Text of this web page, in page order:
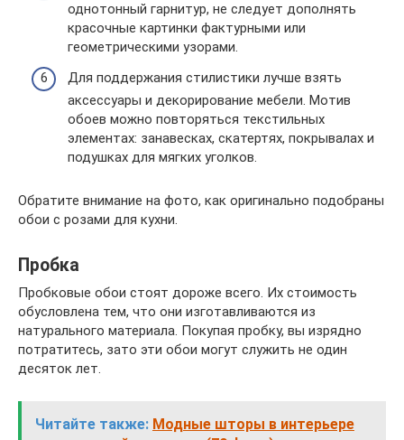
однотонный гарнитур, не следует дополнять
красочные картинки фактурными или
геометрическими узорами.
Для поддержания стилистики лучше взять
аксессуары и декорирование мебели. Мотив
обоев можно повторяться текстильных
элементах: занавесках, скатертях, покрывалах и
подушках для мягких уголков.
Обратите внимание на фото, как оригинально подобраны
обои с розами для кухни.
Пробка
Пробковые обои стоят дороже всего. Их стоимость
обусловлена тем, что они изготавливаются из
натурального материала. Покупая пробку, вы изрядно
потратитесь, зато эти обои могут служить не один
десяток лет.
Читайте также: Модные шторы в интерьере